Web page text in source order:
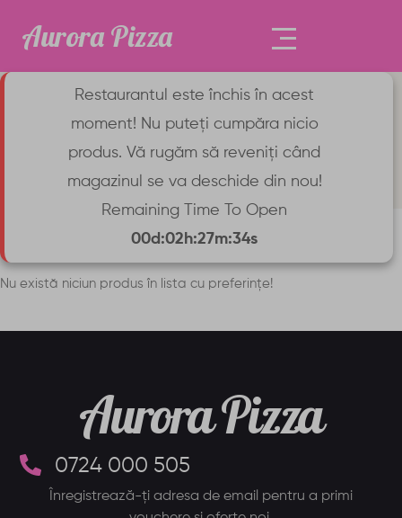
Aurora Pizza
Wishlist
Prima pagină Wishlist
Nu există niciun produs în lista cu preferințe!
Aurora Pizza
0724 000 505
Înregistrează-ți adresa de email pentru a primi
Restaurantul este închis în acest
moment! Nu puteți cumpăra nicio
produs. Vă rugăm să reveniți când
magazinul se va deschide din nou!
Remaining Time To Open
00d:02h:27m:34s